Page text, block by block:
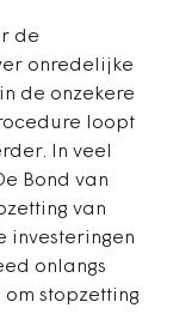
de
onredelijke
de onzekere
loopt
In veel
Bond van
van
investeringen
onlangs
stopzetting